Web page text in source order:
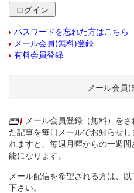
パスワードを忘れた方はこちら
メール会員(無料)登録
有料会員登録
メール会員(
メール会員登録（無料）を
た記事を毎日メールでお知らせ
れますと、毎週月曜からの一週
能になります。
メール配信を希望される方は、
下さい。